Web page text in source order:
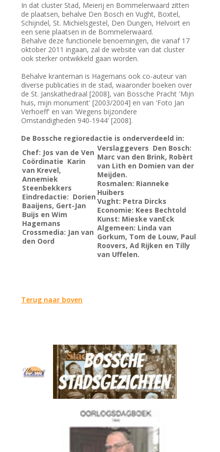
In dat cluster Stad, Meierij en Bommelerwaard zitten
de plaatsen, behalve Den Bosch en Vught, Boxtel,
Schijndel, St. Michielsgestel, Den Dungen, Helvoirt en
een serie plaatsen in de Bommelerwaard.
Behalve deze functionele benoemingen, die vanaf 17
oktober 2011 ingaan, zal de website van dat cluster
ook sterker ontwikkeld gaan worden.
Behalve kranteman is Hagemans ook co-auteur van
diverse publicaties in de stad, waaronder boeken over
de St. Janskathedraal [2008], van Bossche Pracht 'Mijn
huis, mijn monument' [2003/2004] en van 'Foto Jan
Verhoeff' en van 'Wegens bijzondere
Omstandigheden 940-1944' [2008].
De Bossche regioredactie is onderverdeeld in:
Chef: Jos van de Ven
Coördinatie Karin
van Krevel,
Annemiek
Steenbekkers
Eindredactie: Dorien
Baaijens, Gert-Jan
Buijs en Wim
Hagemans
Crossmedia: Jan van
den Oord
Verslaggevers Den Bosch:
Marc van den Brink, Robèrt
van Lith en Domien van der
Meijden.
Rosmalen: Rianneke
Huibers
Vught: Petra Dircks
Economie: Kees Bechtold
Kunst: Mieske vanEck
Algemeen: Linda van
Gorkum, Tom de Louw, Paul
Roovers, Ad Rijken en Tilly
van Uffelen.
Terug naar boven